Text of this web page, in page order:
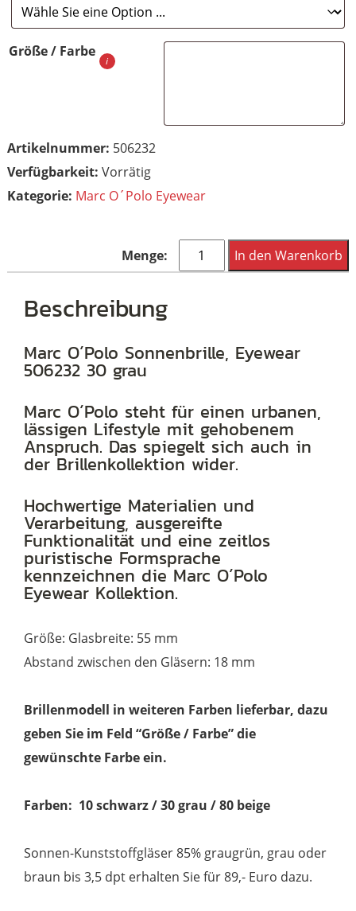
Größe / Farbe
Artikelnummer: 506232
Vorrätig
Kategorie: Marc O´Polo Eyewear
Marc
O
Eyewear
grau
Menge
In den Warenkorb
Beschreibung
Marc O´Polo Sonnenbrille, Eyewear
506232 30 grau
Marc O´Polo steht für einen urbanen,
lässigen Lifestyle mit gehobenem
Anspruch. Das spiegelt sich auch in
der Brillenkollektion wider.
Hochwertige Materialien und
Verarbeitung, ausgereifte
Funktionalität und eine zeitlos
puristische Formsprache
kennzeichnen die Marc O´Polo
Eyewear Kollektion.
Größe: Glasbreite: 55 mm
Abstand zwischen den Gläsern: 18 mm
Brillenmodell in weiteren Farben lieferbar, dazu
geben Sie im Feld “Größe / Farbe” die
gewünschte Farbe ein.
Farben: 10 schwarz / 30 grau / 80 beige
Sonnen-Kunststoffgläser 85% graugrün, grau oder
braun bis 3,5 dpt erhalten Sie für 89,- Euro dazu.